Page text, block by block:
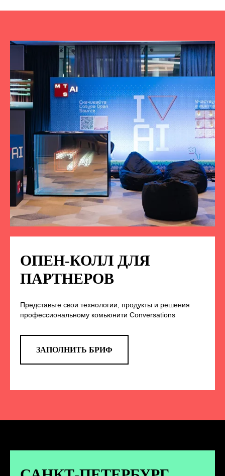
ОПЕН-КОЛЛ ДЛЯ
ПАРТНЕРОВ
Представьте свои технологии, продукты и решения
профессиональному комьюнити Conversations
ЗАПОЛНИТЬ БРИФ
НА НАС В СОЦСЕТЯХ
TELEGRAM
анонс новых спикеров и другие
новости конференции